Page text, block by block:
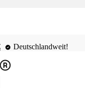
Deutschlandweit!